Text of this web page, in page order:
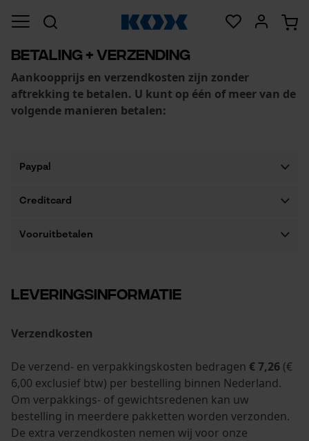
Betaling + verzending
Aankoopprijs en verzendkosten zijn zonder
aftrekking te betalen. U kunt op één of meer van de
volgende manieren betalen:
Paypal
Creditcard
Vooruitbetalen
Leveringsinformatie
Verzendkosten
De verzend- en verpakkingskosten bedragen € 7,26 (€
6,00 exclusief btw) per bestelling binnen Nederland.
Om verpakkings- of gewichtsredenen kan uw
bestelling in meerdere pakketten worden verzonden.
De extra verzendkosten nemen wij voor onze